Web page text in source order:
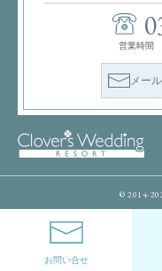
営業時間
メー
© 2014-
お問い合せ